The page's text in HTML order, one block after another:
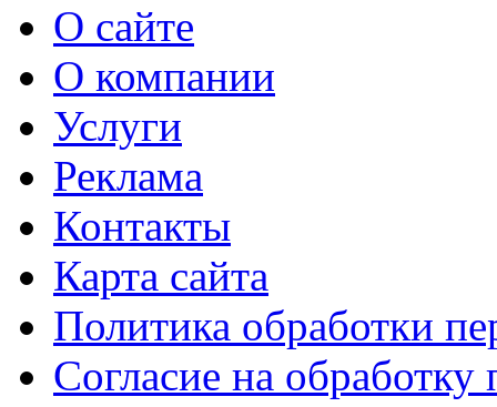
О сайте
О компании
Услуги
Реклама
Контакты
Карта сайта
Политика обработки
Согласие на